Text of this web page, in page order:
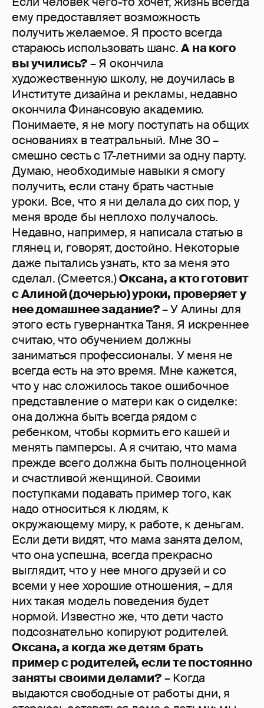
ему предоставляет возможность
получить желаемое. Я просто всегда
стараюсь использовать шанс.А на кого
вы учились?– Я окончила
художественную школу, не доучилась в
Институте дизайна и рекламы, недавно
окончила Финансовую академию.
Понимаете, я не могу поступать на общих
основаниях в театральный. Мне 30 –
смешно сесть с 17-летними за одну парту.
Думаю, необходимые навыки я смогу
получить, если стану брать частные
уроки. Все, что я ни делала до сих пор, у
меня вроде бы неплохо получалось.
Недавно, например, я написала статью в
глянец и, говорят, достойно. Некоторые
даже пытались узнать, кто за меня это
сделал. (Смеется.)Оксана, а кто готовит
с Алиной (дочерью) уроки, проверяет у
нее домашнее задание?– У Алины для
этого есть гувернантка Таня. Я искреннее
считаю, что обучением должны
заниматься профессионалы. У меня не
всегда есть на это время. Мне кажется,
что у нас сложилось такое ошибочное
представление о матери как о сиделке:
она должна быть всегда рядом с
ребенком, чтобы кормить его кашей и
менять памперсы. А я считаю, что мама
прежде всего должна быть полноценной
и счастливой женщиной. Своими
поступками подавать пример того, как
надо относиться к людям, к
окружающему миру, к работе, к деньгам.
Если дети видят, что мама занята делом,
что она успешна, всегда прекрасно
выглядит, что у нее много друзей и со
всеми у нее хорошие отношения, – для
них такая модель поведения будет
нормой. Известно же, что дети часто
подсознательно копируют родителей.
Оксана, а когда же детям брать
пример с родителей, если те постоянно
заняты своими делами?– Когда
выдаются свободные от работы дни, я